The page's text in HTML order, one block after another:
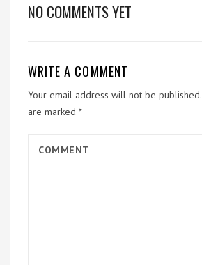
NO COMMENTS YET
WRITE A COMMENT
Your email address will not be published.
are marked *